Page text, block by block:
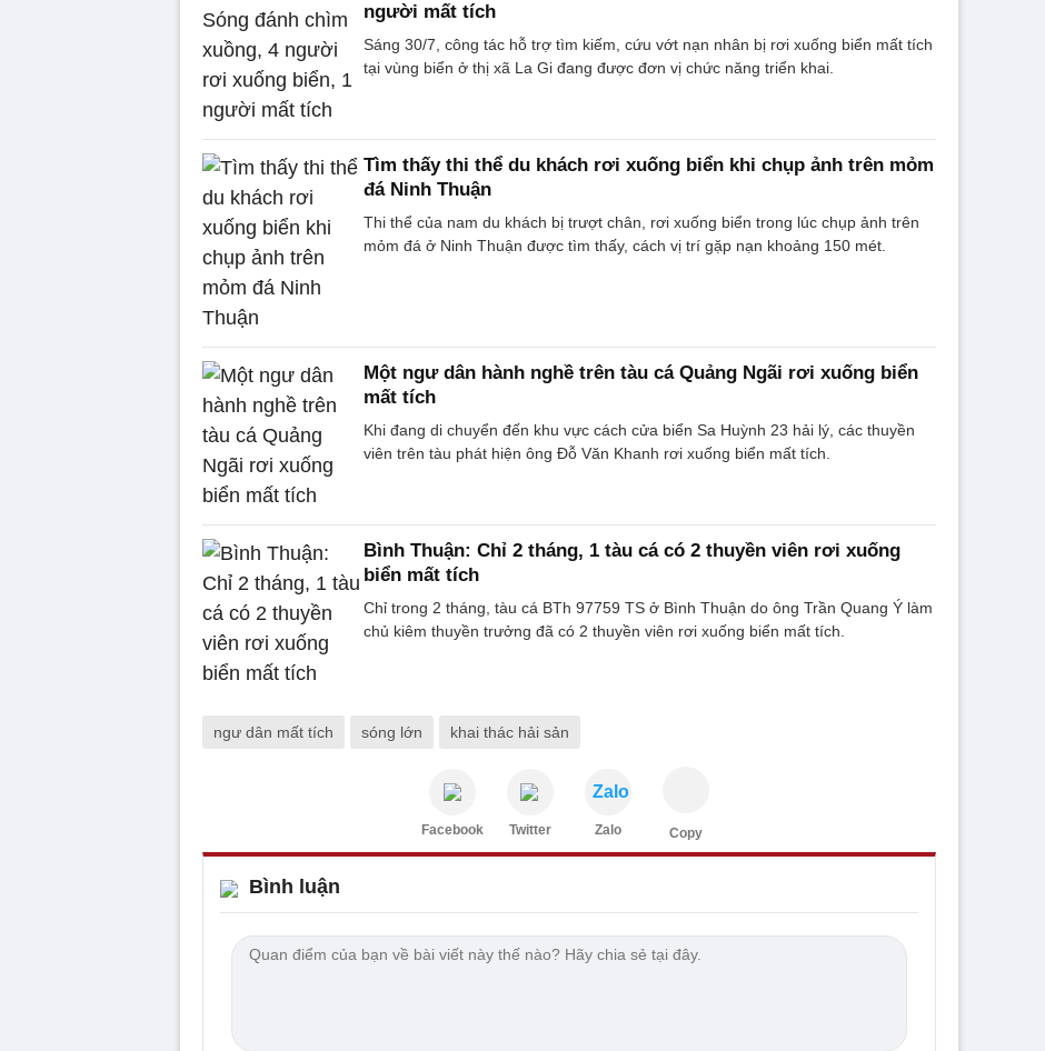
người mất tích
Sáng 30/7, công tác hỗ trợ tìm kiếm, cứu vớt nạn nhân bị rơi xuống biển mất tích
tại vùng biển ở thị xã La Gi đang được đơn vị chức năng triển khai.
Tìm thấy thi thể du khách rơi xuống biển khi chụp ảnh trên mỏm
đá Ninh Thuận
Thi thể của nam du khách bị trượt chân, rơi xuống biển trong lúc chụp ảnh trên
mỏm đá ở Ninh Thuận được tìm thấy, cách vị trí gặp nạn khoảng 150 mét.
Một ngư dân hành nghề trên tàu cá Quảng Ngãi rơi xuống biển
mất tích
Khi đang di chuyển đến khu vực cách cửa biển Sa Huỳnh 23 hải lý, các thuyền
viên trên tàu phát hiện ông Đỗ Văn Khanh rơi xuống biển mất tích.
Bình Thuận: Chỉ 2 tháng, 1 tàu cá có 2 thuyền viên rơi xuống
biển mất tích
Chỉ trong 2 tháng, tàu cá BTh 97759 TS ở Bình Thuận do ông Trần Quang Ý làm
chủ kiêm thuyền trưởng đã có 2 thuyền viên rơi xuống biển mất tích.
ngư dân mất tích sóng lớn khai thác hải sản
Facebook Twitter
Zalo
Zalo Copy
Bình luận